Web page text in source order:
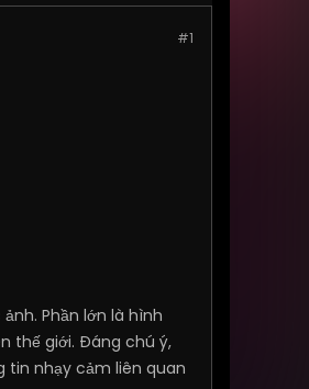
#1
Phần lớn là hình
thế giới. Đáng chú ý,
tin nhạy cảm liên quan